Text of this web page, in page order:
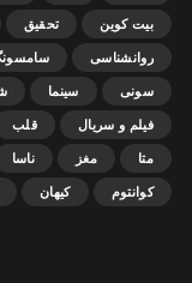
بیت کوین تحقیق
روانشناسی
سونی سینما
فیلم و سریال قلب
متا مغز ناسا
کوانتوم کیهان